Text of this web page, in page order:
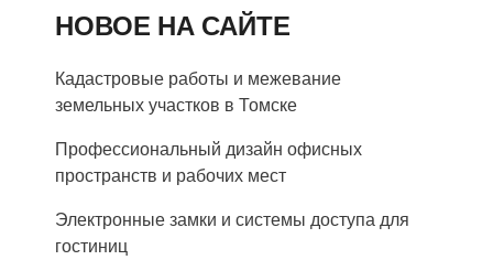
НОВОЕ НА САЙТЕ
Кадастровые работы и межевание
земельных участков в Томске
Профессиональный дизайн офисных
пространств и рабочих мест
Электронные замки и системы доступа для
гостиниц